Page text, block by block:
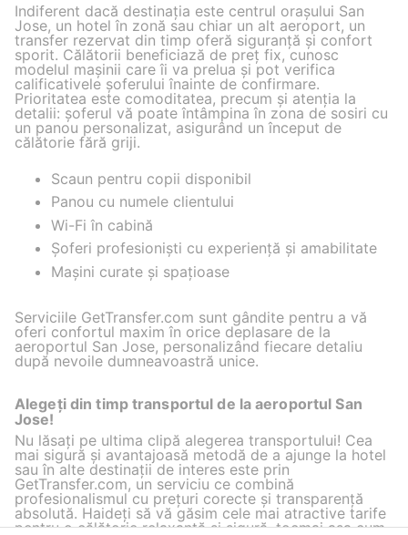
Indiferent dacă destinația este centrul orașului San
Jose, un hotel în zonă sau chiar un alt aeroport, un
transfer rezervat din timp oferă siguranță și confort
sporit. Călătorii beneficiază de preț fix, cunosc
modelul mașinii care îi va prelua și pot verifica
calificativele șoferului înainte de confirmare.
Prioritatea este comoditatea, precum și atenția la
detalii: șoferul vă poate întâmpina în zona de sosiri cu
un panou personalizat, asigurând un început de
călătorie fără griji.
Scaun pentru copii disponibil
Panou cu numele clientului
Wi-Fi în cabină
Șoferi profesioniști cu experiență și amabilitate
Mașini curate și spațioase
Serviciile GetTransfer.com sunt gândite pentru a vă
oferi confortul maxim în orice deplasare de la
aeroportul San Jose, personalizând fiecare detaliu
după nevoile dumneavoastră unice.
Alegeți din timp transportul de la aeroportul San
Jose!
Nu lăsați pe ultima clipă alegerea transportului! Cea
mai sigură și avantajoasă metodă de a ajunge la hotel
sau în alte destinații de interes este prin
GetTransfer.com, un serviciu ce combină
profesionalismul cu prețuri corecte și transparență
absolută. Haideți să vă găsim cele mai atractive tarife
pentru o călătorie relaxantă și sigură, tocmai așa cum